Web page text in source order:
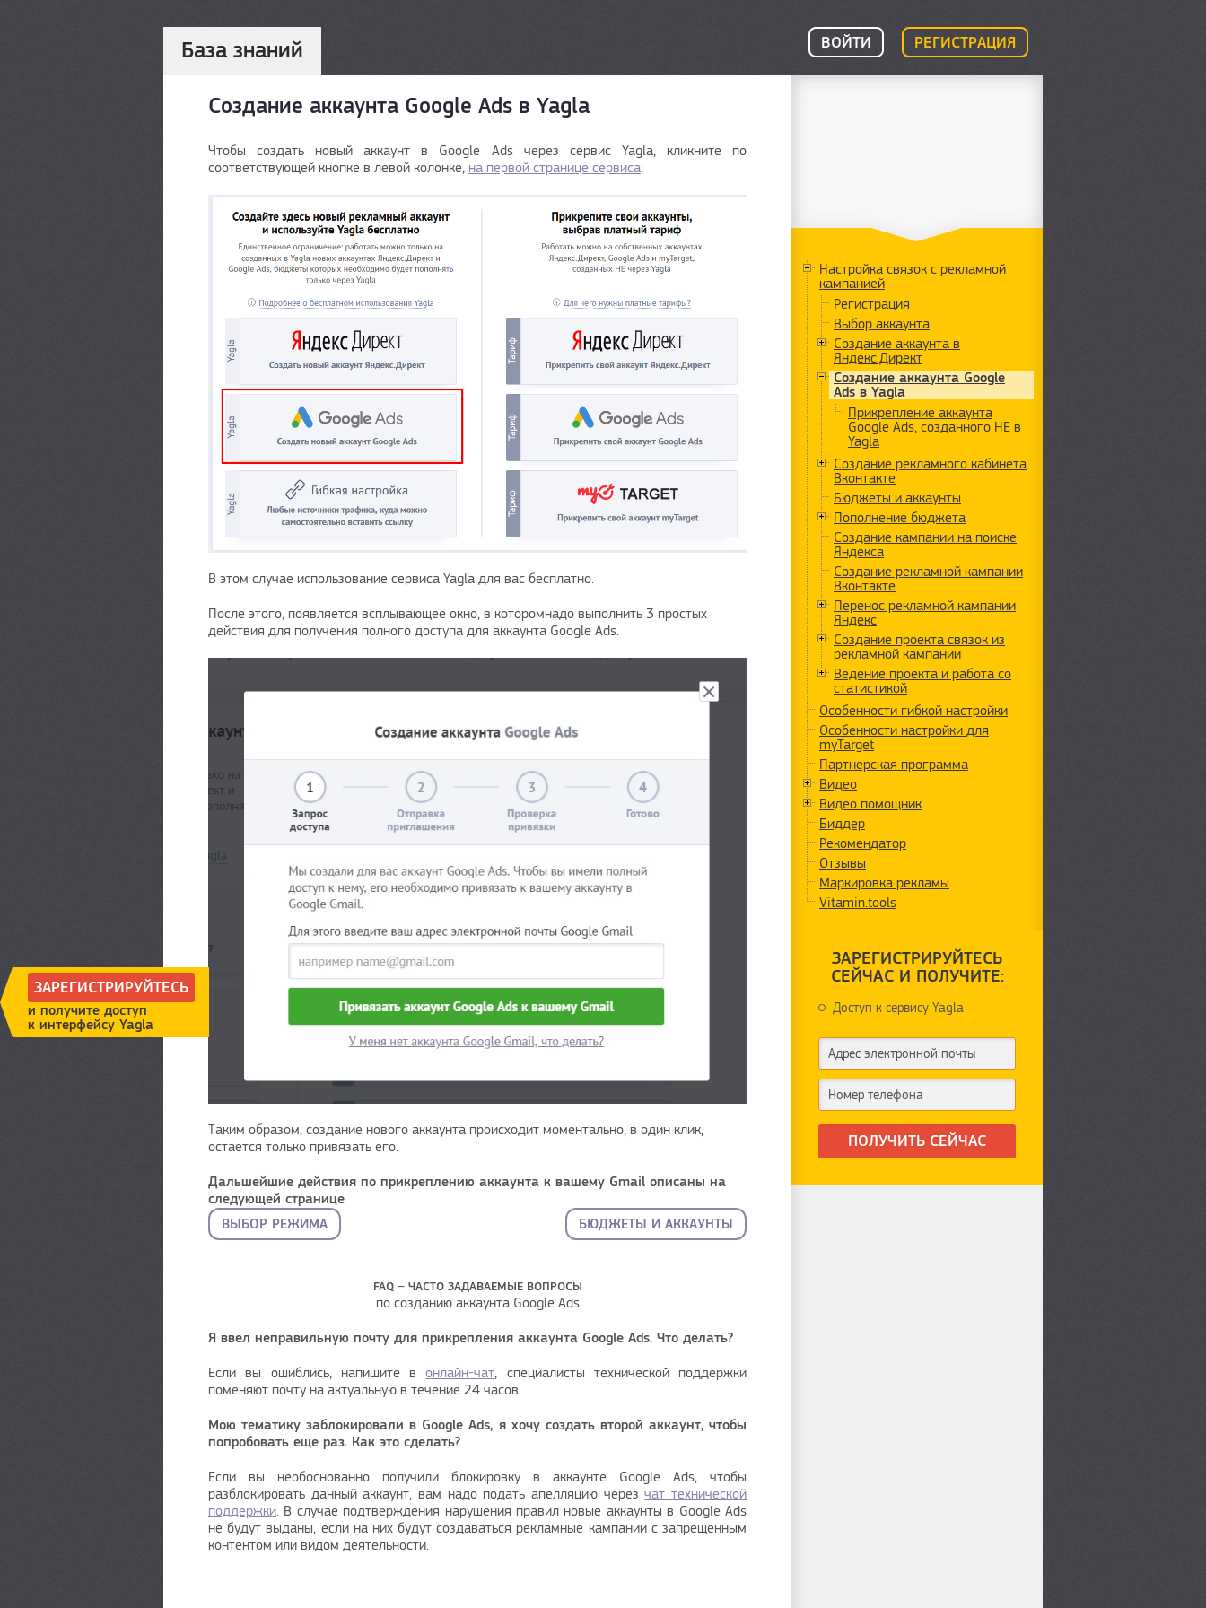
База знаний ВОЙТИ РЕГИСТРАЦИЯ
Создание аккаунта Google Ads в Yagla
Чтобы создать новый аккаунт в Google Ads через сервис Yagla, кликните по
соответствующей кнопке в левой колонке, на первой странице сервиса:
В этом случае использование сервиса Yagla для вас бесплатно.
После этого, появляется всплывающее окно, в которомнадо выполнить 3 простых
действия для получения полного доступа для аккаунта Google Ads.
Таким образом, создание нового аккаунта происходит моментально, в один клик,
остается только привязать его.
Дальшейшие действия по прикреплению аккаунта к вашему Gmail описаны на
следующей странице
ВЫБОР РЕЖИМА
БЮДЖЕТЫ И АККАУНТЫ
FAQ –ЧАСТО ЗАДАВАЕМЫЕ ВОПРОСЫ
по созданию аккаунта Google Ads
Я ввел неправильную почту для прикрепления аккаунта Google Ads. Что делать?
Если вы ошиблись, напишите вонлайн-чат, специалисты технической поддержки
поменяют почту на актуальную в течение 24 часов.
Мою тематику заблокировали в Google Ads, я хочу создать второй аккаунт, чтобы
попробовать еще раз. Как это сделать?
Если вы необоснованно получили блокировку в аккаунте Google Ads, чтобы
разблокировать данный аккаунт, вам надо подать апелляцию черезчат технической
поддержки. В случае подтверждения нарушения правил новые аккаунты в Google Ads
не будут выданы, если на них будут создаваться рекламные кампании с запрещенным
контентом или видом деятельности.
Настройка связок с рекламной
кампанией
Регистрация
Выбор аккаунта
Создание аккаунта в
Яндекс.Директ
Создание аккаунта Google
Ads в Yagla
Прикрепление аккаунта
Google Ads, созданного НЕ в
Yagla
Создание рекламного кабинета
Вконтакте
Бюджеты и аккаунты
Пополнение бюджета
Создание кампании на поиске
Яндекса
Создание рекламной кампании
Вконтакте
Перенос рекламной кампании
Яндекс
Создание проекта связок из
рекламной кампании
Ведение проекта и работа со
статистикой
Особенности гибкой настройки
Особенности настройки для
myTarget
Партнерская программа
Видео
Видео помощник
Биддер
Рекомендатор
Отзывы
Маркировка рекламы
Vitamin.tools
ЗАРЕГИСТРИРУЙТЕСЬ
СЕЙЧАС И ПОЛУЧИТЕ:
Доступ к сервису Yagla
ЗАРЕГИСТРИРУЙТЕСЬ
и получите доступ
к интерфейсу Yagla